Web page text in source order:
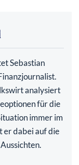
Sebastian
analysiert
für die
immer im
er dabei auf die